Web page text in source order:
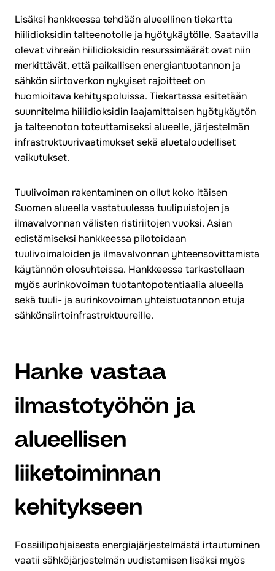
Lisäksi hankkeessa tehdään alueellinen tiekartta
hiilidioksidin talteenotolle ja hyötykäytölle. Saatavilla
olevat vihreän hiilidioksidin resurssimäärät ovat niin
merkittävät, että paikallisen energiantuotannon ja
sähkön siirtoverkon nykyiset rajoitteet on
huomioitava kehityspoluissa. Tiekartassa esitetään
suunnitelma hiilidioksidin laajamittaisen hyötykäytön
ja talteenoton toteuttamiseksi alueelle, järjestelmän
infrastruktuurivaatimukset sekä aluetaloudelliset
vaikutukset.
Tuulivoiman rakentaminen on ollut koko itäisen
Suomen alueella vastatuulessa tuulipuistojen ja
ilmavalvonnan välisten ristiriitojen vuoksi. Asian
edistämiseksi hankkeessa pilotoidaan
tuulivoimaloiden ja ilmavalvonnan yhteensovittamista
käytännön olosuhteissa. Hankkeessa tarkastellaan
myös aurinkovoiman tuotantopotentiaalia alueella
sekä tuuli- ja aurinkovoiman yhteistuotannon etuja
sähkönsiirtoinfrastruktuureille.
Hanke vastaa
ilmastotyöhön ja
alueellisen
liiketoiminnan
kehitykseen
Fossiilipohjaisesta energiajärjestelmästä irtautuminen
vaatii sähköjärjestelmän uudistamisen lisäksi myös